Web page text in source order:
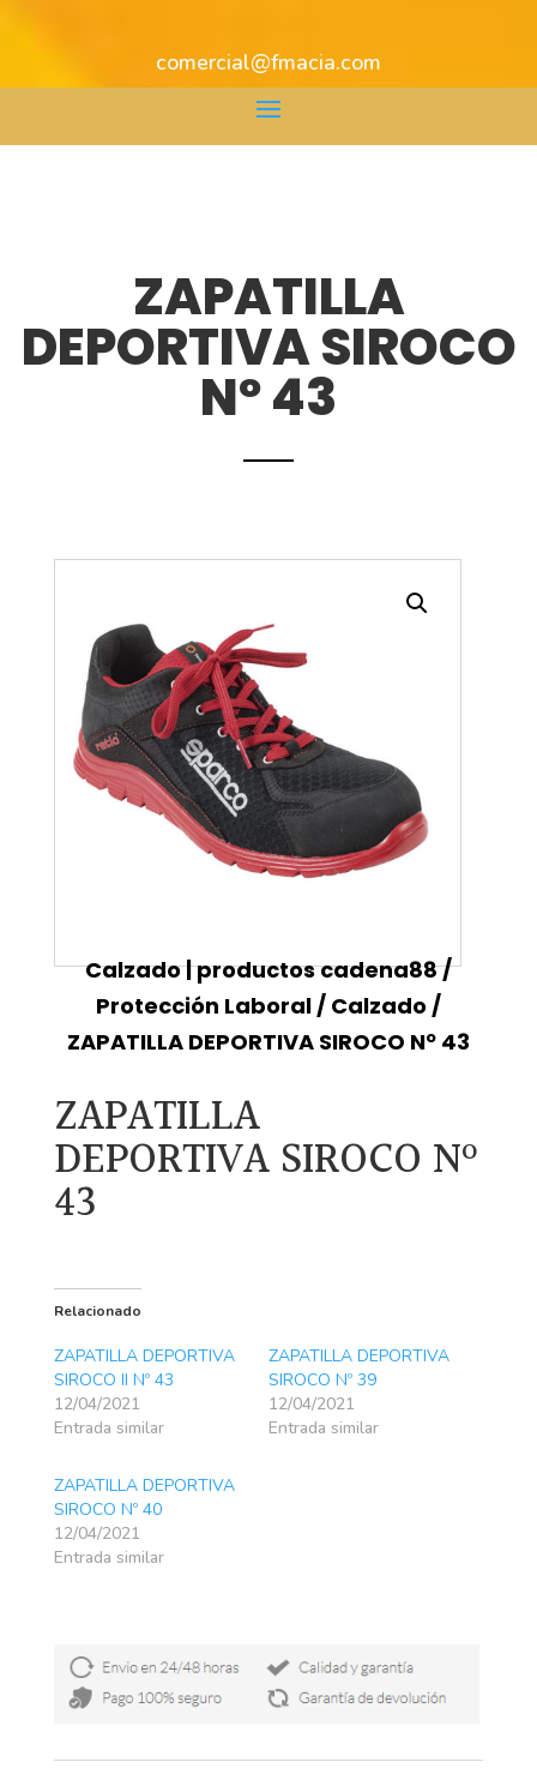
comercial@fmacia.com
ZAPATILLA
DEPORTIVA SIROCO
Nº 43
Calzado | productos cadena88/
Protección Laboral/ Calzado /
ZAPATILLA DEPORTIVA SIROCO Nº 43
ZAPATILLA
DEPORTIVA SIROCO Nº
43
Relacionado
ZAPATILLA DEPORTIVA
SIROCO II Nº 43
12/04/2021
Entrada similar
ZAPATILLA DEPORTIVA
SIROCO Nº 39
12/04/2021
Entrada similar
ZAPATILLA DEPORTIVA
SIROCO Nº 40
12/04/2021
Entrada similar